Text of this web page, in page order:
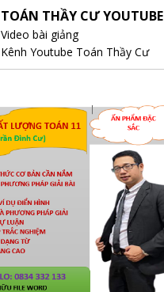
TOÁN THẦY CƯ YOUTUBE
Video bài giảng
Kênh Youtube Toán Thầy Cư